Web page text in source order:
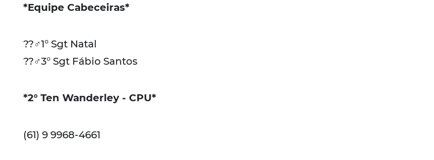
*Equipe Cabeceiras*
??‍♂️1° Sgt Natal
??‍♂️3° Sgt Fábio Santos
*2° Ten Wanderley - CPU*
(61) 9 9968-4661